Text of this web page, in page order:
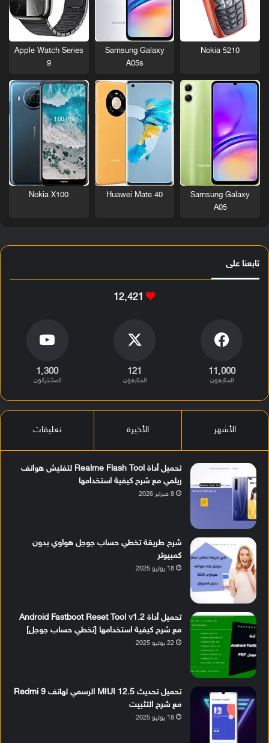
Nokia 5210
Samsung Galaxy
A05s
Apple Watch Series
9
Samsung Galaxy
A05
Huawei Mate 40
Nokia X100
تابعنا على
12٬421
11٬000
المتابعون
121
المتابعون
1٬300
المشتركون
الأشهر الأخيرة تعليقات
تحميل أداة Realme Flash Tool لتفليش هواتف
ريلمي مع شرح كيفية استخدامها
8 فبراير 2026
شرح طريقة تخطي حساب جوجل هواوي بدون
كمبيوتر
18 يوليو 2025
تحميل أداة Android Fastboot Reset Tool v1.2
مع شرح كيفية استخدامها [تخطي حساب جوجل]
22 يوليو 2025
تحميل تحديث MIUI 12.5 الرسمي لهاتف Redmi 9
مع شرح التثبيت
18 يوليو 2025